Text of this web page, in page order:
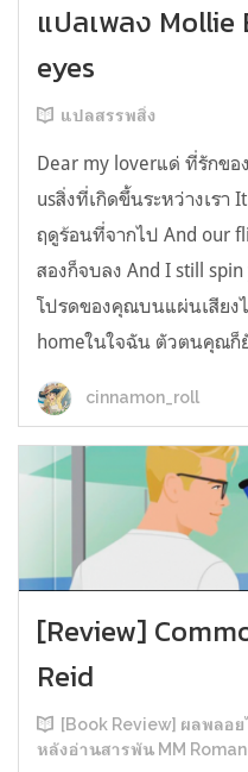
แปลเพลง Mollie
eyes
แปลสรรพสิ่ง
Dear my loverแด่ ที่รักขอ
usสิ่งที่เกิดขึ้นระหว่างเรา
ฤดูร้อนที่จากไป And our
สองก็จบลง And I still
โปรดของคุณบนแผ่นเสียง
homeในใจฉัน ตัวตนคุณก็
cinnamon_roll
[Review]
Reid
[Book Review] ผลพลอ
หลังอ่านสารพัน MM